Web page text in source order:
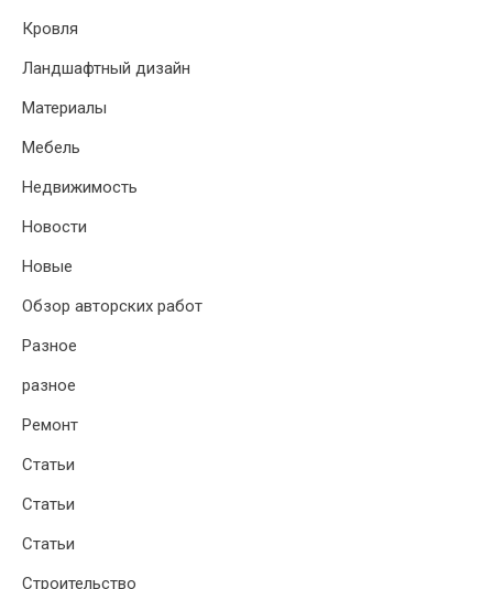
Кровля
Ландшафтный дизайн
Материалы
Мебель
Недвижимость
Новости
Новые
Обзор авторских работ
Разное
разное
Ремонт
Статьи
Статьи
Статьи
Строительство